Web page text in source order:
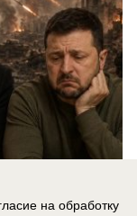
на обработку